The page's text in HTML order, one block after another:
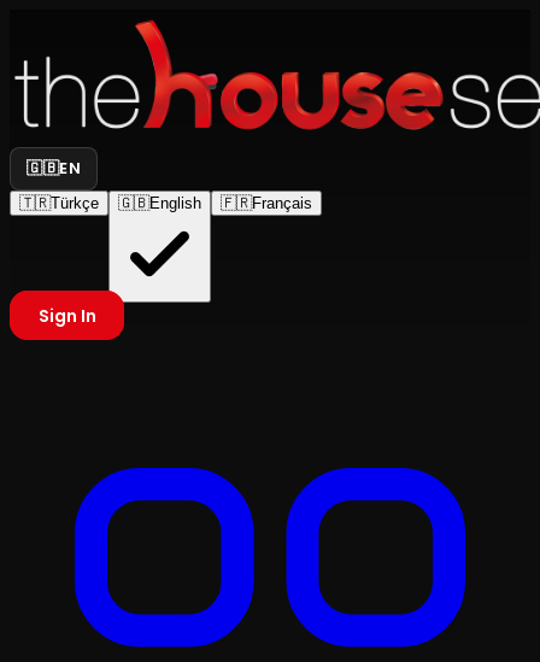
🇬🇧EN
🇹🇷Türkçe 🇬🇧English 🇫🇷Français
Sign In